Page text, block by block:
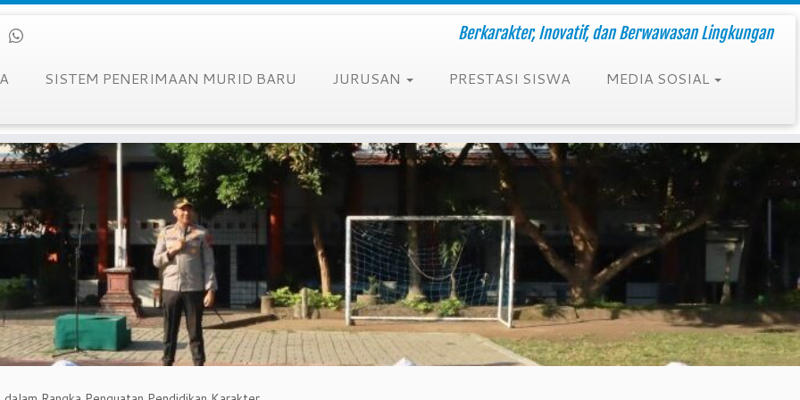
Berkarakter, Inovatif, dan Berwawasan Lingkungan
SISTEM PENERIMAAN MURID BARU JURUSAN PRESTASI SISWA
MEDIA SOSIAL